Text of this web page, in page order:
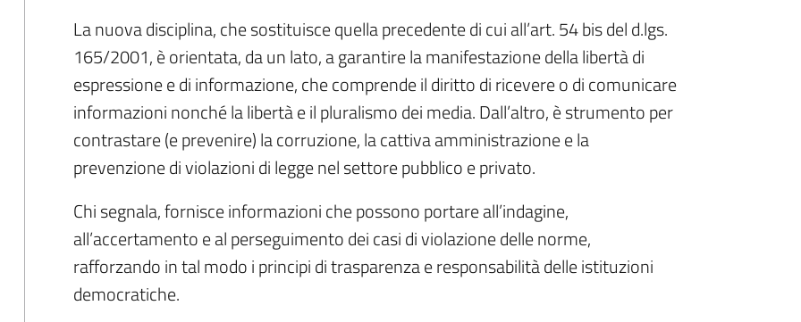
La nuova disciplina, che sostituisce quella precedente di cui all’art. 54 bis del d.lgs.
165/2001, è orientata, da un lato, a garantire la manifestazione della libertà di
espressione e di informazione, che comprende il diritto di ricevere o di comunicare
informazioni nonché la libertà e il pluralismo dei media. Dall’altro, è strumento per
contrastare (e prevenire) la corruzione, la cattiva amministrazione e la
prevenzione di violazioni di legge nel settore pubblico e privato.
Chi segnala, fornisce informazioni che possono portare all’indagine,
all’accertamento e al perseguimento dei casi di violazione delle norme,
rafforzando in tal modo i principi di trasparenza e responsabilità delle istituzioni
democratiche.